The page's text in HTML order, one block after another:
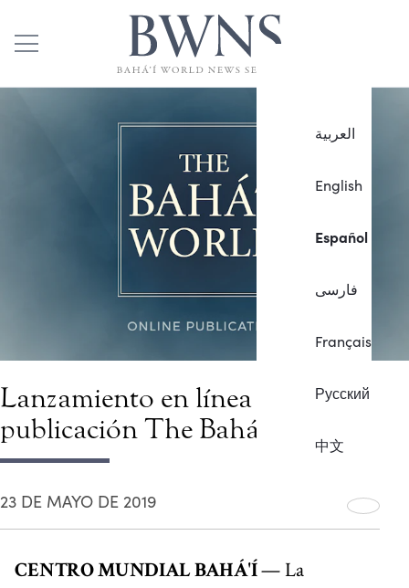
العربية
English
Español
فارسی
Français
Русский
中文
Lanzamiento en línea de la
publicación The Bahá'í World
23 DE MAYO DE 2019
CENTRO MUNDIAL BAHÁ'Í— La